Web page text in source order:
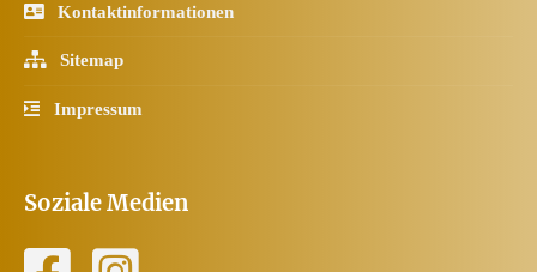
Kontaktinformationen
Sitemap
Impressum
Soziale Medien